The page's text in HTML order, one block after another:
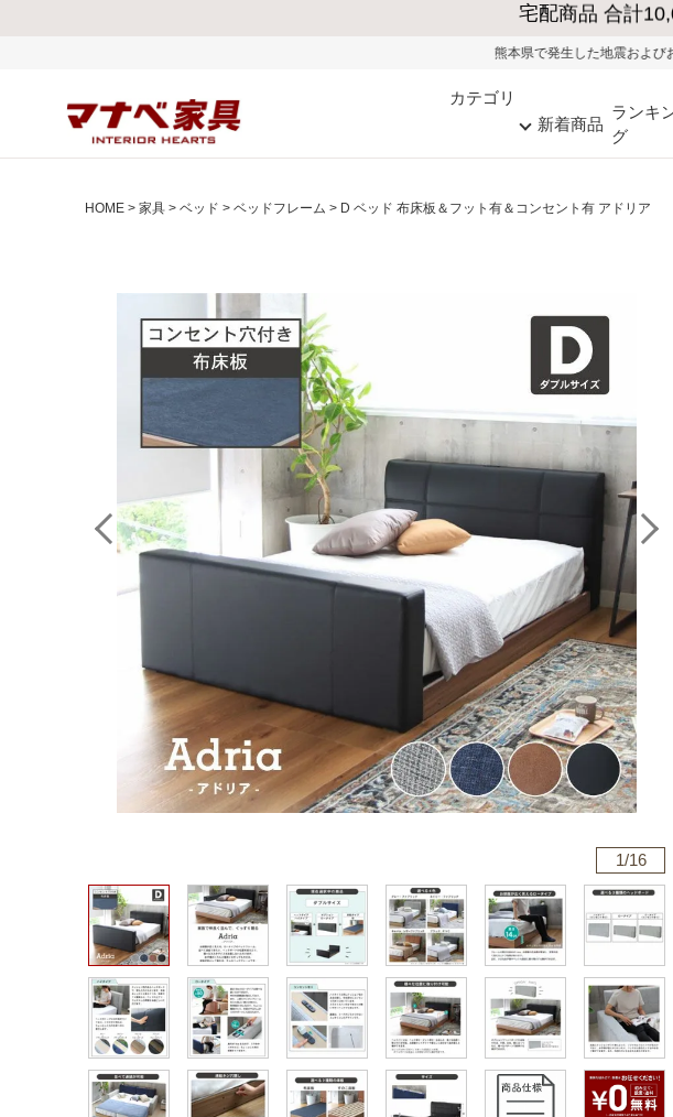
熊本県で発生した地震およびお盆期間中の物流混雑の影
カテゴリ
新着商品
ランキ
グ
HOME 家具 ベッド ベッドフレーム D ベッド 布床板＆フット有＆コンセント有 アドリア
1/16